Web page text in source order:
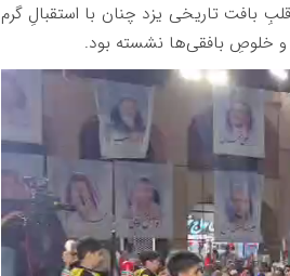
بافت تاریخی یزد چنان با استقبالِ گرم
و خلوصِ بافقی‌ها نشسته بود.